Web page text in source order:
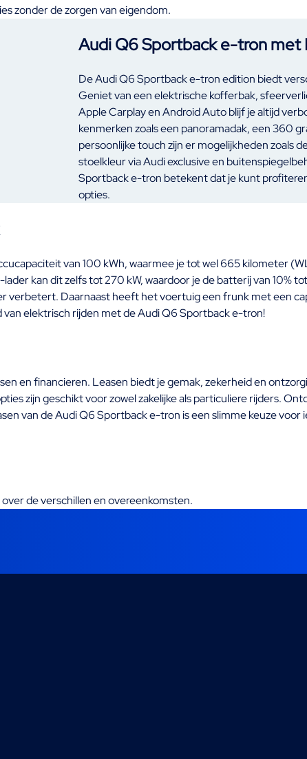
zonder de zorgen van eigendom.
Audi Q6 Sportback e-tron met
De Audi Q6 Sportback e-tron edition biedt
Geniet van een elektrische kofferbak,
Apple Carplay en Android Auto blijf je altijd
kenmerken zoals een panoramadak, een 360
persoonlijke touch zijn er mogelijkheden zoals
stoelkleur via Audi exclusive en
Sportback e-tron betekent dat je kunt
opties.
van 100 kWh, waarmee je tot wel 665 kilometer
kan dit zelfs tot 270 kW, waardoor je de batterij van 10%
verbetert. Daarnaast heeft het voertuig een frunk met een
elektrisch rijden met de Audi Q6 Sportback e-tron!
en financieren. Leasen biedt je gemak, zekerheid en
zijn geschikt voor zowel zakelijke als particuliere rijders.
van de Audi Q6 Sportback e-tron is een slimme keuze voor
de verschillen en overeenkomsten.